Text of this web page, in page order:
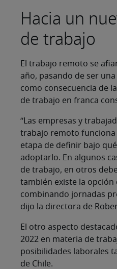
Hacia un
de trabajo
El trabajo remoto se
año, pasando de ser
como consecuencia de
de trabajo en franca
“Las empresas y
trabajo remoto funciona
etapa de definir bajo
adoptarlo. En algunos
de trabajo, en otros
también existe la
combinando jornadas
dijo la directora de
El otro aspecto
2022 en materia de
posibilidades laborales
de Chile.